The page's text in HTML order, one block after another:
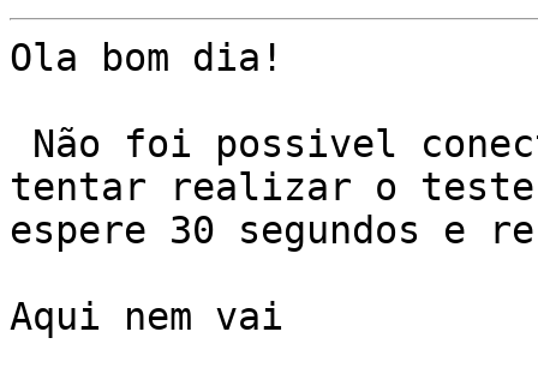
Ola bom dia!
tentar realizar o teste
espere 30 segundos e
Aqui nem vai